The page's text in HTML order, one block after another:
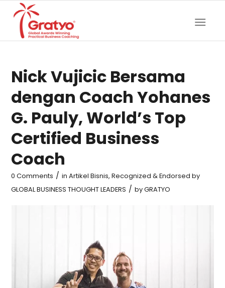
Nick Vujicic Bersama
dengan Coach Yohanes
G. Pauly, World’s Top
Certified Business
Coach
0 Comments / inArtikel Bisnis,Recognized & Endorsed by
GLOBAL BUSINESS THOUGHT LEADERS / byGRATYO